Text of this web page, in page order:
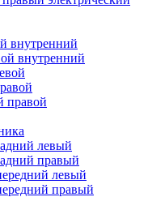
внутренний
внутренний
правой
левый
правый
левый
правый